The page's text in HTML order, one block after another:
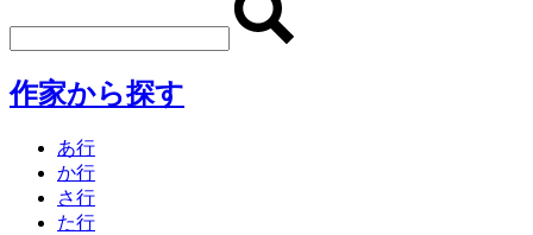
作家から探す
あ行
か行
さ行
た行